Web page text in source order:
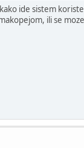
ide sistem
ili se